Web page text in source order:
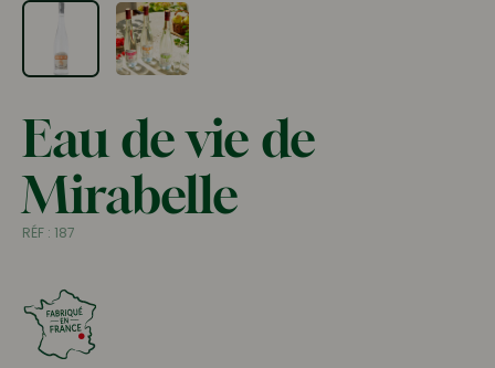
Eau de vie de
Mirabelle
RÉF : 187